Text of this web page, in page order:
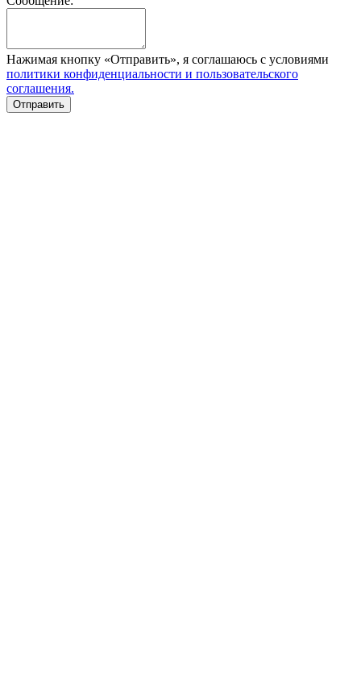
Нажимая кнопку «Отправить», я соглашаюсь с условиями
политики конфиденциальности и пользовательского
соглашения.
Отправить